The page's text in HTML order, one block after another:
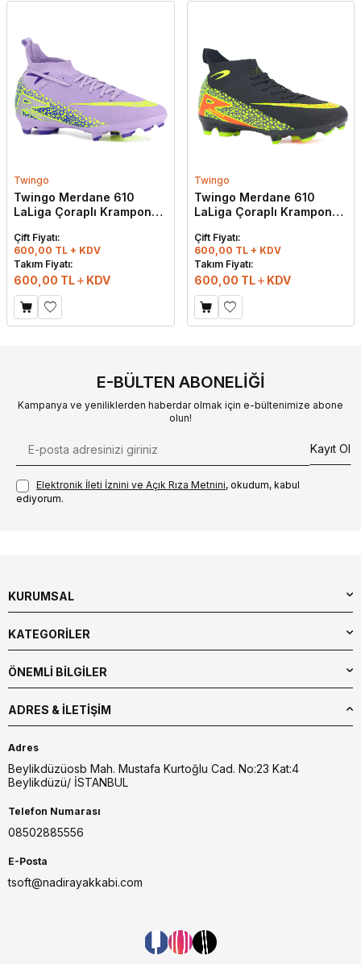
Twingo
Twingo Merdane 610
LaLiga Çoraplı Krampon
Çift Fiyatı:
600,00 TL + KDV
Takım Fiyatı:
600,00 TL KDV
Twingo
Twingo Merdane 610
LaLiga Çoraplı Krampon
Çift Fiyatı:
600,00 TL + KDV
Takım Fiyatı:
600,00 TL KDV
E-BÜLTEN ABONELIĞI
Kampanya ve yeniliklerden haberdar olmak için e-bültenimize abone
olun!
Kayıt Ol
Elektronik İleti İzni‌ni ve Açık Rıza Metni‌ni, okudum, kabul
ediyorum.
KURUMSAL
KATEGORİLER
ÖNEMLİ BİLGİLER
ADRES & İLETIŞIM
Adres
Beylikdüzüosb Mah. Mustafa Kurtoğlu Cad. No:23 Kat:4
Beylikdüzü/ İSTANBUL
Telefon Numarası
08502885556
E-Posta
tsoft@nadirayakkabi.com